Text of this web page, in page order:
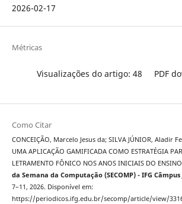
2026-02-17
Métricas
Visualizações do artigo: 48 PDF
Como Citar
CONCEIÇÃO, Marcelo Jesus da; SILVA JÚNIOR, Aladir
UMA APLICAÇÃO GAMIFICADA COMO ESTRATÉGIA
LETRAMENTO FÔNICO NOS ANOS INICIAIS DO
da Semana da Computação (SECOMP) - IFG
7–11, 2026. Disponível em:
https://periodicos.ifg.edu.br/secomp/article/view/